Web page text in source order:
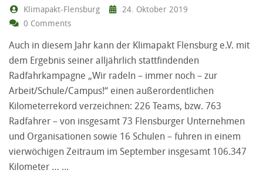
Klimapakt-Flensburg
24. Oktober 2019
0 Comments
Auch in diesem Jahr kann der Klimapakt Flensburg e.V. mit
dem Ergebnis seiner alljährlich stattfindenden
Radfahrkampagne „Wir radeln – immer noch – zur
Arbeit/Schule/Campus!“ einen außerordentlichen
Kilometerrekord verzeichnen: 226 Teams, bzw. 763
Radfahrer – von insgesamt 73 Flensburger Unternehmen
und Organisationen sowie 16 Schulen – fuhren in einem
vierwöchigen Zeitraum im September insgesamt 106.347
Kilometer …